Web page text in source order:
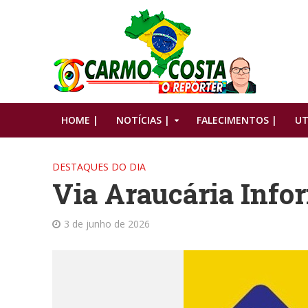
HOME | NOTÍCIAS | FALECIMENTOS |
DESTAQUES DO DIA
Via Araucária
3 de junho de 2026